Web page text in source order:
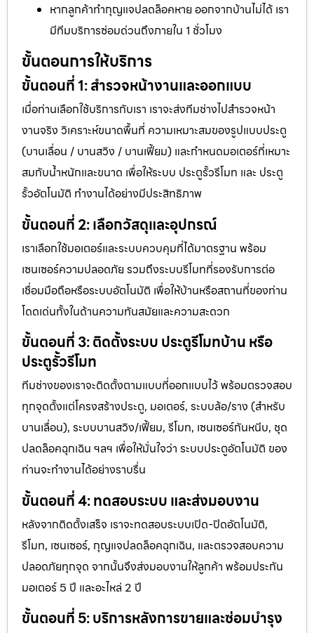
หากลูกค้าทำกุญแจปลดล็อคหาย ออกจากบ้านไม่ได้ เรา
มีทีมบริการซ่อมด่วนถึงภายใน 1 ชั่วโมง
ขั้นตอนการให้บริการ
ขั้นตอนที่ 1: สำรวจหน้างานและออกแบบ
เมื่อท่านเลือกใช้บริการกับเรา เราจะส่งทีมช่างไปสำรวจหน้า
งานจริง วิเคราะห์ขนาดพื้นที่ ความเหมาะสมของรูปแบบประตู
(บานเลื่อน / บานสวิง / บานเฟี้ยม) และกำหนดมอเตอร์ที่เหมาะ
สมกับน้ำหนักและขนาด เพื่อให้ระบบ ประตูรั้วรีโมท และ ประตู
รั้วอัตโนมัติ ทำงานได้อย่างมีประสิทธิภาพ
ขั้นตอนที่ 2: เลือกวัสดุและอุปกรณ์
เราเลือกใช้มอเตอร์และระบบควบคุมที่ได้มาตรฐาน พร้อม
เซนเซอร์ความปลอดภัย รวมถึงระบบรีโมทที่รองรับการต่อ
เชื่อมมือถือหรือระบบอัตโนมัติ เพื่อให้บ้านหรือสถานที่ของท่าน
โดดเด่นทั้งในด้านความทันสมัยและความสะดวก
ขั้นตอนที่ 3: ติดตั้งระบบ ประตูรีโมทบ้าน หรือ
ประตูรั้วรีโมท
ทีมช่างของเราจะติดตั้งตามแบบที่ออกแบบไว้ พร้อมตรวจสอบ
ทุกจุดตั้งแต่โครงสร้างประตู, มอเตอร์, ระบบล้อ/ราง (สำหรับ
บานเลื่อน), ระบบบานสวิง/เฟี้ยม, รีโมท, เซนเซอร์กันหนีบ, ชุด
ปลดล็อคฉุกเฉิน ฯลฯ เพื่อให้มั่นใจว่า ระบบประตูอัตโนมัติ ของ
ท่านจะทำงานได้อย่างราบรื่น
ขั้นตอนที่ 4: ทดสอบระบบ และส่งมอบงาน
หลังจากติดตั้งเสร็จ เราจะทดสอบระบบเปิด-ปิดอัตโนมัติ,
รีโมท, เซนเซอร์, กุญแจปลดล็อคฉุกเฉิน, และตรวจสอบความ
ปลอดภัยทุกจุด จากนั้นจึงส่งมอบงานให้ลูกค้า พร้อมประกัน
มอเตอร์ 5 ปี และอะไหล่ 2 ปี
ขั้นตอนที่ 5: บริการหลังการขายและซ่อมบำรุง